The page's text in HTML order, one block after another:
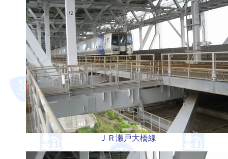
ＪＲ瀬戸大橋線